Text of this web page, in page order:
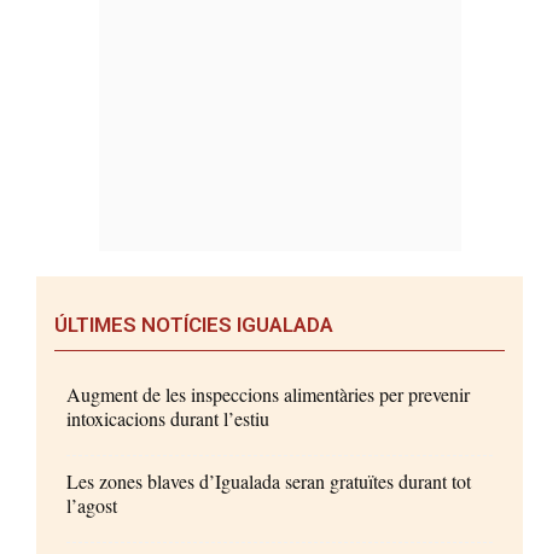
ÚLTIMES NOTÍCIES IGUALADA
Augment de les inspeccions alimentàries per prevenir
intoxicacions durant l’estiu
Les zones blaves d’Igualada seran gratuïtes durant tot
l’agost